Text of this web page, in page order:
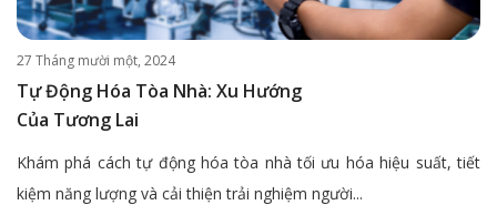
27 Tháng mười một, 2024
Tự Động Hóa Tòa Nhà: Xu Hướng
Của Tương Lai
Khám phá cách tự động hóa tòa nhà tối ưu hóa hiệu suất, tiết
kiệm năng lượng và cải thiện trải nghiệm người...